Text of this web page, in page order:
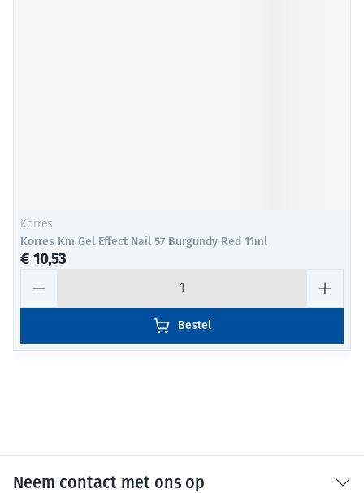
Korres
Korres Km Gel Effect Nail 57 Burgundy Red 11ml
€ 10,53
Bestel
Neem contact met ons op